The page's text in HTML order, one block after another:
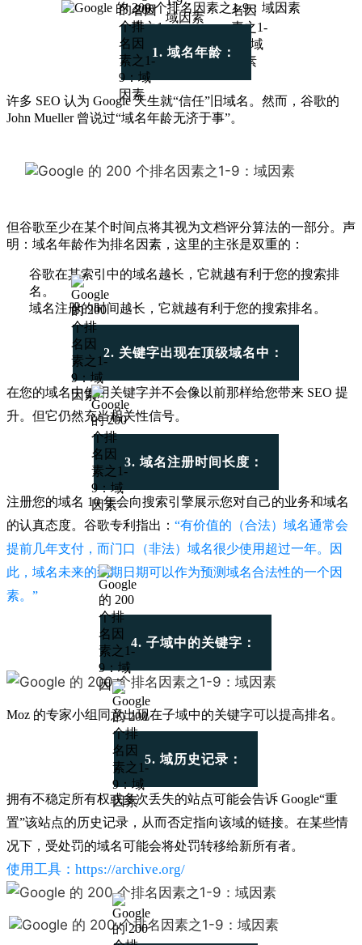
1. 域名年龄：
许多 SEO 认为 Google 天生就“信任”旧域名。然而，谷歌的
John Mueller 曾说过“域名年龄无济于事”。
但谷歌至少在某个时间点将其视为文档评分算法的一部分。 声
明：域名年龄作为排名因素，这里的主张是双重的：
谷歌在其索引中的域名越长，它就越有利于您的搜索排
名。
域名注册的时间越长，它就越有利于您的搜索排名。
2. 关键字出现在顶级域名中：
在您的域名中使用关键字并不会像以前那样给您带来 SEO 提
升。但它仍然充当相关性信号。
3. 域名注册时间长度：
注册您的域名 10 年会向搜索引擎展示您对自己的业务和域名
的认真态度。谷歌专利指出： “有价值的（合法）域名通常会
提前几年支付，而门口（非法）域名很少使用超过一年。因
此，域名未来的到期日期可以作为预测域名合法性的一个因
素。”
4. 子域中的关键字：
Moz 的专家小组同意出现在子域中的关键字可以提高排名 。
5. 域历史记录：
拥有不稳定所有权或多次丢失的站点可能会告诉 Google“重
置”该站点的历史记录，从而否定指向该域的链接。在某些情
况下，受处罚的域名可能会将处罚转移给新所有者。
使用工具：https://archive.org/